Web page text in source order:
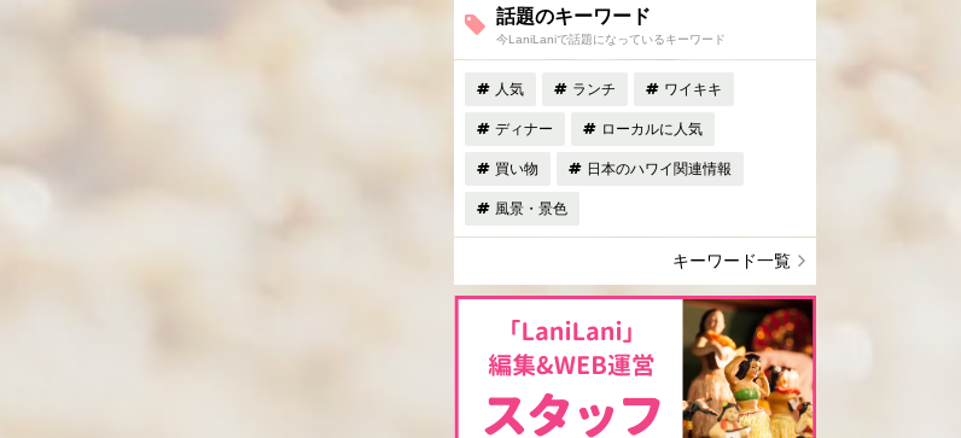
話題のキーワード
今LaniLaniで話題になっているキーワード
人気 ランチ ワイキキ
ディナー ローカルに人気
買い物 日本のハワイ関連情報
風景・景色
キーワード一覧